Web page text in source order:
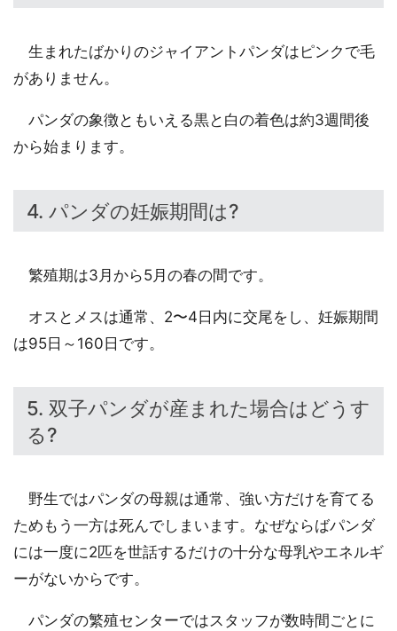
生まれたばかりのジャイアントパンダはピンクで毛
がありません。
パンダの象徴ともいえる黒と白の着色は約3週間後
から始まります。
4. パンダの妊娠期間は?
繁殖期は3月から5月の春の間です。
オスとメスは通常、2〜4日内に交尾をし、妊娠期間
は95日～160日です。
5. 双子パンダが産まれた場合はどうす
る?
野生ではパンダの母親は通常、強い方だけを育てる
ためもう一方は死んでしまいます。なぜならばパンダ
には一度に2匹を世話するだけの十分な母乳やエネルギ
ーがないからです。
パンダの繁殖センターではスタッフが数時間ごとに